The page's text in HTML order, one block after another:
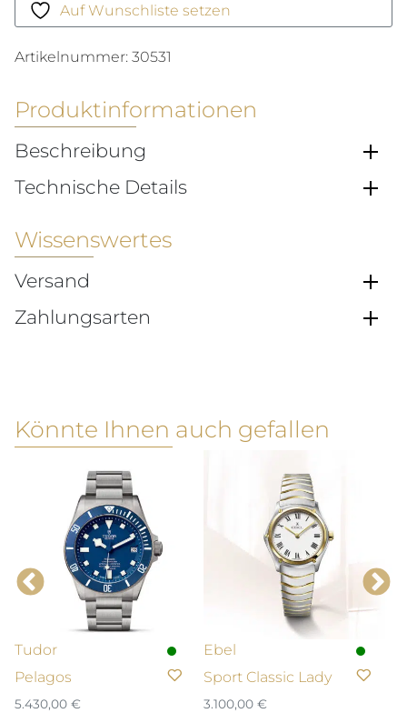
Auf Wunschliste setzen
Artikelnummer: 30531
Produktinformationen
Beschreibung
Technische Details
Wissenswertes
Versand
Zahlungsarten
Könnte Ihnen auch gefallen
Tudor
Pelagos
5.430,00 €
Ebel
Sport Classic Lady
3.100,00 €